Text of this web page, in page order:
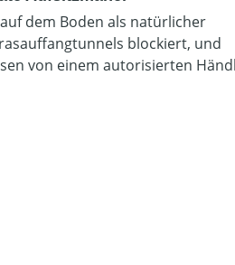
dem Boden als natürlicher
blockiert, und
von einem autorisierten